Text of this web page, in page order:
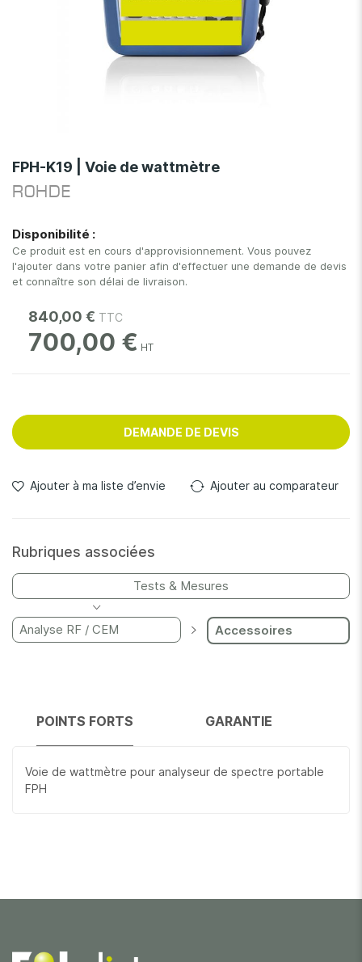
to
the
beginning
the
images
gallery
FPH-K19 | Voie de wattmètre
ROHDE
Disponibilité :
Ce produit est en cours d'approvisionnement. Vous pouvez
l'ajouter dans votre panier afin d'effectuer une demande de devis
et connaître son délai de livraison.
840,00 €
700,00 €
DEMANDE DE DEVIS
Ajouter à ma liste d’envie Ajouter au comparateur
Rubriques associées
Tests & Mesures
Analyse RF / CEM Accessoires
POINTS FORTS GARANTIE
Voie de wattmètre pour analyseur de spectre portable
FPH